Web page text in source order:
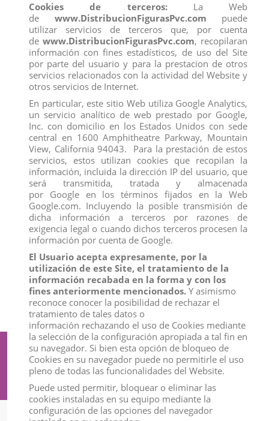
Los clientes que adquirieron este producto también
compraron:
VACA BRAUNVIEH
View
ORANGUTAN HEMBRA
View
Suscríbete a nuestro boletín
Cookies de terceros:La Web
de www.DistribucionFigurasPvc.com puede
utilizar servicios de terceros que, por cuenta
de www.DistribucionFigurasPvc.com, recopilaran
información con fines estadísticos, de uso del Site
por parte del usuario y para la prestacion de otros
servicios relacionados con la actividad del Website y
otros servicios de Internet.
En particular, este sitio Web utiliza Google Analytics,
un servicio analítico de web prestado por Google,
Inc. con domicilio en los Estados Unidos con sede
central en 1600 Amphitheatre Parkway, Mountain
View, California 94043. Para la prestación de estos
servicios, estos utilizan cookies que recopilan la
información, incluida la dirección IP del usuario, que
será transmitida, tratada y almacenada
por Google en los términos fijados en la Web
Google.com. Incluyendo la posible transmisión de
dicha información a terceros por razones de
exigencia legal o cuando dichos terceros procesen la
información por cuenta de Google.
El Usuario acepta expresamente, por la
utilización de este Site, el tratamiento de la
información recabada en la forma y con los
fines anteriormente mencionados. Y asimismo
reconoce conocer la posibilidad de rechazar el
tratamiento de tales datos o
información rechazando el uso de Cookies mediante
la selección de la configuración apropiada a tal fin en
su navegador. Si bien esta opción de bloqueo de
Cookies en su navegador puede no permitirle el uso
pleno de todas las funcionalidades del Website.
Puede usted permitir, bloquear o eliminar las
cookies instaladas en su equipo mediante la
configuración de las opciones del navegador